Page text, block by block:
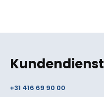
Kundendienst
+31 416 69 90 00